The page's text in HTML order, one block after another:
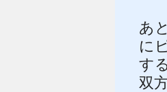
あ
に
す
双